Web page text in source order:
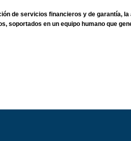
de servicios financieros y de garantía,
en un equipo humano que